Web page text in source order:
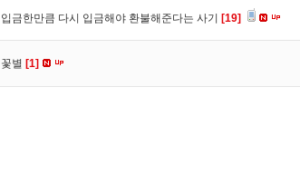
입금한만큼 다시 입금해야 환불해준다는 사기 [19]
꽃별 [1]